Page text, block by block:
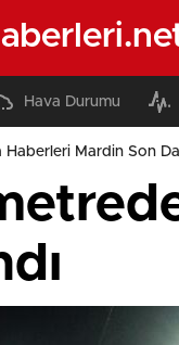
Hava Durumu
Haberleri Mardin Son